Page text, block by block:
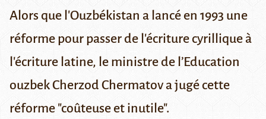
Alors que l'Ouzbékistan a lancé en 1993 une
réforme pour passer de l'écriture cyrillique à
l'écriture latine, le ministre de l’Education
ouzbek Cherzod Chermatov a jugé cette
réforme "coûteuse et inutile".